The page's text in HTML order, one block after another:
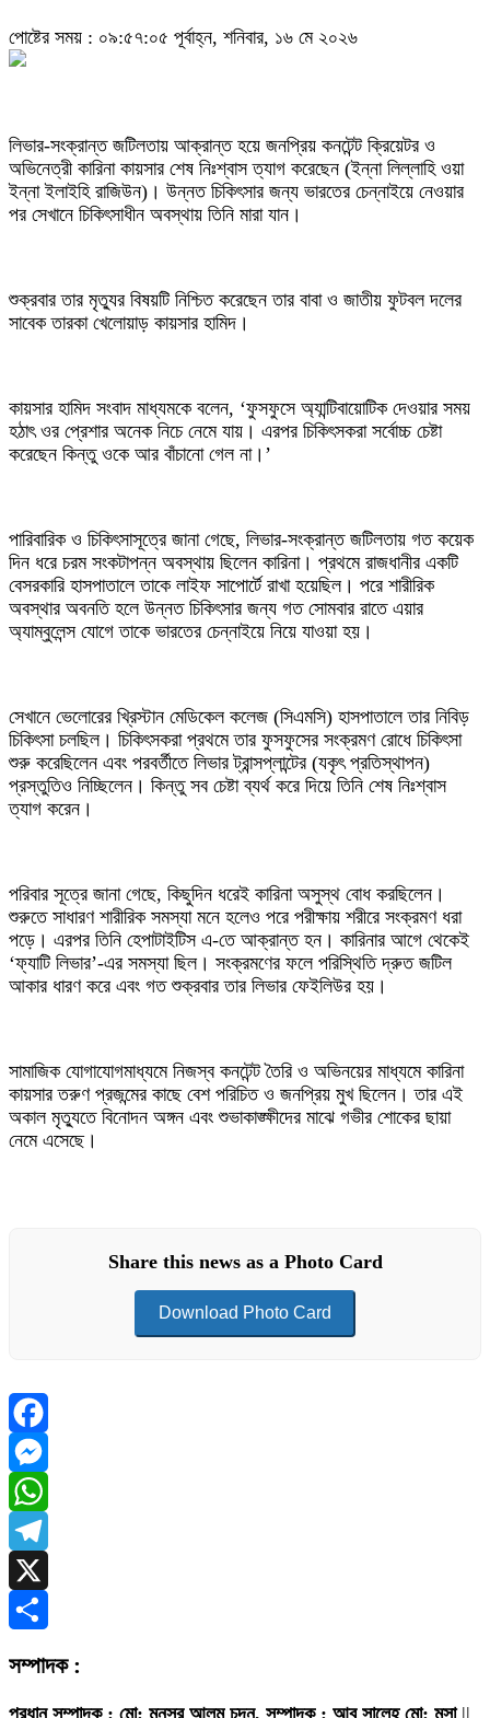
পোষ্টের সময় : ০৯:৫৭:০৫ পূর্বাহ্ন, শনিবার, ১৬ মে ২০২৬
লিভার-সংক্রান্ত জটিলতায় আক্রান্ত হয়ে জনপ্রিয় কনটেন্ট ক্রিয়েটর ও
অভিনেত্রী কারিনা কায়সার শেষ নিঃশ্বাস ত্যাগ করেছেন (ইন্না লিল্লাহি ওয়া
ইন্না ইলাইহি রাজিউন)। উন্নত চিকিৎসার জন্য ভারতের চেন্নাইয়ে নেওয়ার
পর সেখানে চিকিৎসাধীন অবস্থায় তিনি মারা যান।
শুক্রবার তার মৃত্যুর বিষয়টি নিশ্চিত করেছেন তার বাবা ও জাতীয় ফুটবল দলের
সাবেক তারকা খেলোয়াড় কায়সার হামিদ।
কায়সার হামিদ সংবাদ মাধ্যমকে বলেন, ‘ফুসফুসে অ্যান্টিবায়োটিক দেওয়ার সময়
হঠাৎ ওর প্রেশার অনেক নিচে নেমে যায়। এরপর চিকিৎসকরা সর্বোচ্চ চেষ্টা
করেছেন কিন্তু ওকে আর বাঁচানো গেল না।’
পারিবারিক ও চিকিৎসাসূত্রে জানা গেছে, লিভার-সংক্রান্ত জটিলতায় গত কয়েক
দিন ধরে চরম সংকটাপন্ন অবস্থায় ছিলেন কারিনা। প্রথমে রাজধানীর একটি
বেসরকারি হাসপাতালে তাকে লাইফ সাপোর্টে রাখা হয়েছিল। পরে শারীরিক
অবস্থার অবনতি হলে উন্নত চিকিৎসার জন্য গত সোমবার রাতে এয়ার
অ্যাম্বুলেন্স যোগে তাকে ভারতের চেন্নাইয়ে নিয়ে যাওয়া হয়।
সেখানে ভেলোরের খ্রিস্টান মেডিকেল কলেজ (সিএমসি) হাসপাতালে তার নিবিড়
চিকিৎসা চলছিল। চিকিৎসকরা প্রথমে তার ফুসফুসের সংক্রমণ রোধে চিকিৎসা
শুরু করেছিলেন এবং পরবর্তীতে লিভার ট্রান্সপ্লান্টের (যকৃৎ প্রতিস্থাপন)
প্রস্তুতিও নিচ্ছিলেন। কিন্তু সব চেষ্টা ব্যর্থ করে দিয়ে তিনি শেষ নিঃশ্বাস
ত্যাগ করেন।
পরিবার সূত্রে জানা গেছে, কিছুদিন ধরেই কারিনা অসুস্থ বোধ করছিলেন।
শুরুতে সাধারণ শারীরিক সমস্যা মনে হলেও পরে পরীক্ষায় শরীরে সংক্রমণ ধরা
পড়ে। এরপর তিনি হেপাটাইটিস এ-তে আক্রান্ত হন। কারিনার আগে থেকেই
‘ফ্যাটি লিভার’-এর সমস্যা ছিল। সংক্রমণের ফলে পরিস্থিতি দ্রুত জটিল
আকার ধারণ করে এবং গত শুক্রবার তার লিভার ফেইলিউর হয়।
সামাজিক যোগাযোগমাধ্যমে নিজস্ব কনটেন্ট তৈরি ও অভিনয়ের মাধ্যমে কারিনা
কায়সার তরুণ প্রজন্মের কাছে বেশ পরিচিত ও জনপ্রিয় মুখ ছিলেন। তার এই
অকাল মৃত্যুতে বিনোদন অঙ্গন এবং শুভাকাঙ্ক্ষীদের মাঝে গভীর শোকের ছায়া
নেমে এসেছে।
Share this news as a Photo Card
Download Photo Card
Facebook
Messenger
WhatsApp
Telegram
X
সম্পাদক :
প্রধান সম্পাদক : মো: মুনসুর আলম চন্দন, সম্পাদক : আবু সালেহ মো: মূসা||